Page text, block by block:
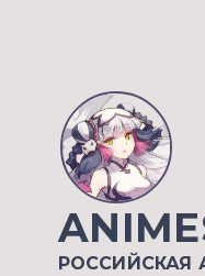
РОССИЙСКАЯ